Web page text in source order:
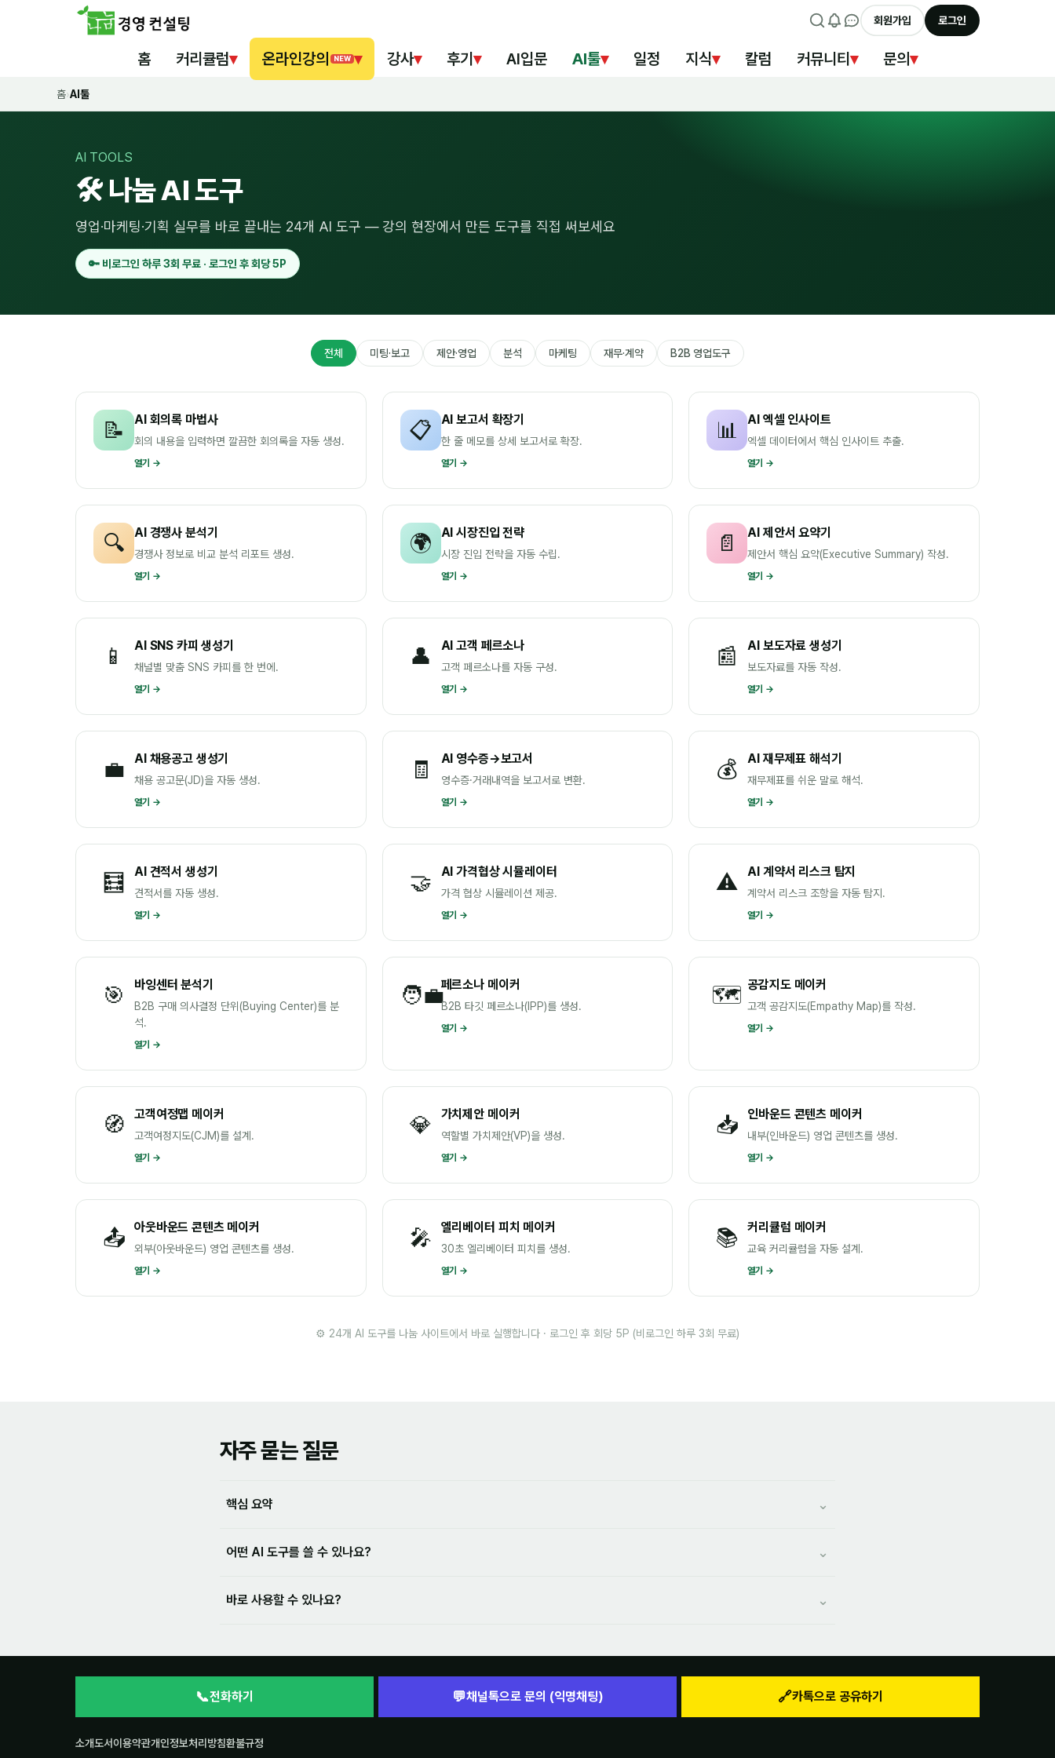
회원가입 로그인
홈 커리큘럼▾ 온라인강의 NEW ▾ 강사▾ 후기▾ AI입문 AI툴▾ 일정 지식▾ 칼럼 커뮤니티▾ 문의▾
홈›AI툴
AI TOOLS
🛠️ 나눔 AI 도구
영업·마케팅·기획 실무를 바로 끝내는 24개 AI 도구 — 강의 현장에서 만든 도구를 직접 써보세요
🔑 비로그인 하루 3회 무료 · 로그인 후 회당 5P
전체 미팅·보고 제안·영업 분석 마케팅 재무·계약 B2B 영업도구
📝 AI 회의록 마법사
회의 내용을 입력하면 깔끔한 회의록을 자동 생성.
열기 →
📋 AI 보고서 확장기
한 줄 메모를 상세 보고서로 확장.
열기 →
📊 AI 엑셀 인사이트
엑셀 데이터에서 핵심 인사이트 추출.
열기 →
🔍 AI 경쟁사 분석기
경쟁사 정보로 비교 분석 리포트 생성.
열기 →
🌍 AI 시장진입 전략
시장 진입 전략을 자동 수립.
열기 →
📄 AI 제안서 요약기
제안서 핵심 요약(Executive Summary) 작성.
열기 →
📱 AI SNS 카피 생성기
채널별 맞춤 SNS 카피를 한 번에.
열기 →
👤 AI 고객 페르소나
고객 페르소나를 자동 구성.
열기 →
📰 AI 보도자료 생성기
보도자료를 자동 작성.
열기 →
💼 AI 채용공고 생성기
채용 공고문(JD)을 자동 생성.
열기 →
🧾 AI 영수증→보고서
영수증·거래내역을 보고서로 변환.
열기 →
💰 AI 재무제표 해석기
재무제표를 쉬운 말로 해석.
열기 →
🧮 AI 견적서 생성기
견적서를 자동 생성.
열기 →
🤝 AI 가격협상 시뮬레이터
가격 협상 시뮬레이션 제공.
열기 →
⚠️ AI 계약서 리스크 탐지
계약서 리스크 조항을 자동 탐지.
열기 →
🎯 바잉센터 분석기
B2B 구매 의사결정 단위(Buying Center)를 분
석.
열기 →
🧑‍💼페르소나 메이커
B2B 타깃 페르소나(IPP)를 생성.
열기 →
🗺️ 공감지도 메이커
고객 공감지도(Empathy Map)를 작성.
열기 →
🧭 고객여정맵 메이커
고객여정지도(CJM)를 설계.
열기 →
💎 가치제안 메이커
역할별 가치제안(VP)을 생성.
열기 →
📥 인바운드 콘텐츠 메이커
내부(인바운드) 영업 콘텐츠를 생성.
열기 →
📤 아웃바운드 콘텐츠 메이커
외부(아웃바운드) 영업 콘텐츠를 생성.
열기 →
🎤 엘리베이터 피치 메이커
30초 엘리베이터 피치를 생성.
열기 →
📚 커리큘럼 메이커
교육 커리큘럼을 자동 설계.
열기 →
⚙️ 24개 AI 도구를 나눔 사이트에서 바로 실행합니다 · 로그인 후 회당 5P (비로그인 하루 3회 무료)
자주 묻는 질문
핵심 요약
어떤 AI 도구를 쓸 수 있나요?
바로 사용할 수 있나요?
📞전화하기 💬채널톡으로 문의 (익명채팅) 🔗카톡으로 공유하기
소개도서이용약관개인정보처리방침환불규정